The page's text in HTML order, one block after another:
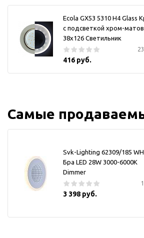
Ecola GX53 5310 H4 Glass
с подсветкой хром-
38x126 Светильник
416 руб.
Самые
Svk-Lighting 62309/185 WH
Бра LED 28W 3000-6000K
Dimmer
3 398 руб.